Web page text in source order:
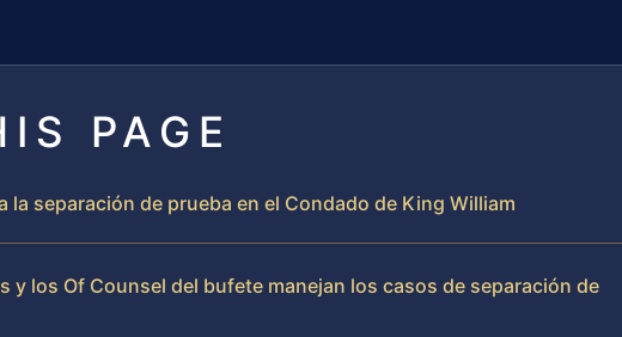
PAGE
la separación de prueba en el Condado de King William
y los Of Counsel del bufete manejan los casos de separación de